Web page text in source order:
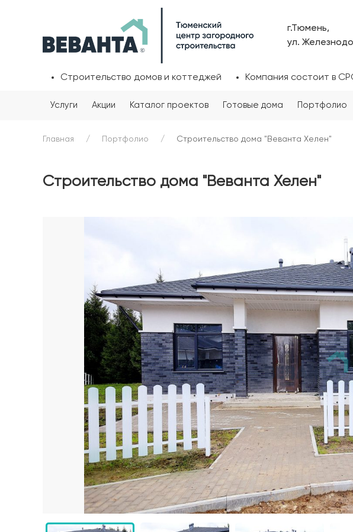
г.Тюмень,
ул.
Строительство домов и коттеджей Компания состоит в
Услуги Акции Каталог проектов Готовые дома Портфолио
Главная Портфолио Строительство дома "Веванта Хелен"
Строительство дома "Веванта Хелен"